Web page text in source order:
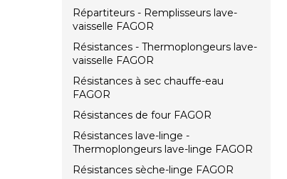
Répartiteurs - Remplisseurs lave-
vaisselle FAGOR
Résistances - Thermoplongeurs lave-
vaisselle FAGOR
Résistances à sec chauffe-eau
FAGOR
Résistances de four FAGOR
Résistances lave-linge -
Thermoplongeurs lave-linge FAGOR
Résistances sèche-linge FAGOR